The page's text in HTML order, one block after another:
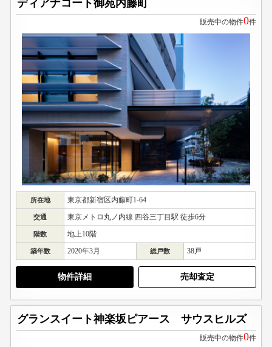
ディアナコート御苑内藤町
販売中の物件0件
所在地 東京都新宿区内藤町1-64
交通 東京メトロ丸ノ内線 四谷三丁目駅 徒歩6分
階数 地上10階
築年数 2020年3月 総戸数 38戸
物件詳細 売却査定
グランスイート神楽坂ピアース サウスヒルズ
販売中の物件0件